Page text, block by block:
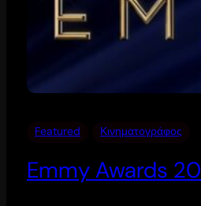
Featured Κινηματογράφος
Emmy Awards